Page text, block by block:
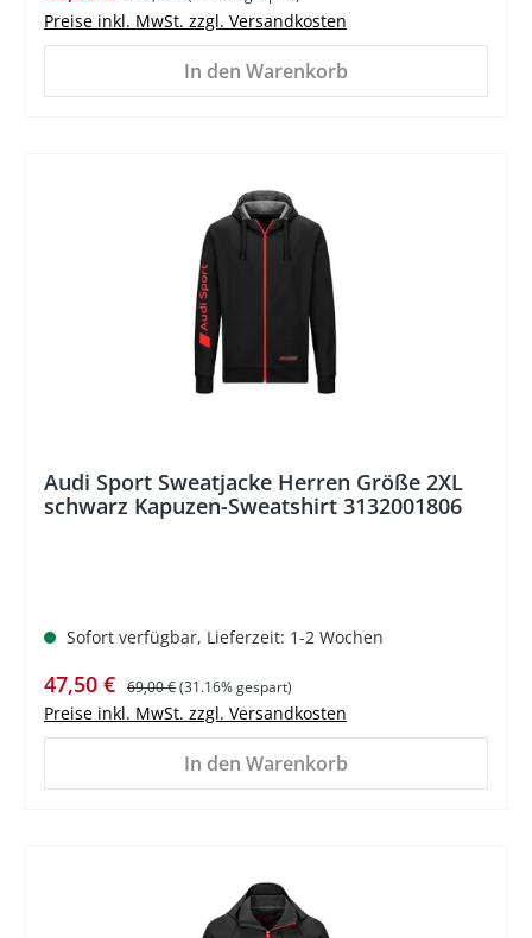
Preise inkl. MwSt. zzgl. Versandkosten
In den Warenkorb
Audi Sport Sweatjacke Herren Größe 2XL
schwarz Kapuzen-Sweatshirt 3132001806
Sofort verfügbar, Lieferzeit: 1-2 Wochen
Verkaufspreis:
47,50 € Regulärer Preis:
69,00 €(31.16% gespart)
Preise inkl. MwSt. zzgl. Versandkosten
In den Warenkorb